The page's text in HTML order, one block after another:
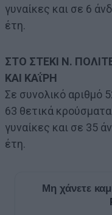
γυναίκες και σε 6
έτη.
ΣΤΟ ΣΤΕΚΙ Ν.
ΚΑΙ ΚΑΐΡΗ
Σε συνολικό αριθμό
63 θετικά
γυναίκες και σε 35
έτη.
Μη χάνετε